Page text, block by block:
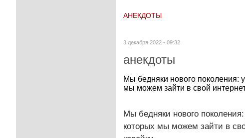
АНЕКДОТЫ
3 декабря 2022 - 09:32
анекдоты
Мы бедняки нового поколения:
мы можем зайти в свой
Мы бедняки нового
которых мы можем зайти в